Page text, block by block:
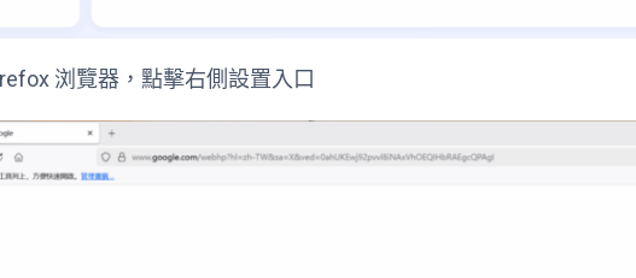
浏覽器，點擊右側設置入口